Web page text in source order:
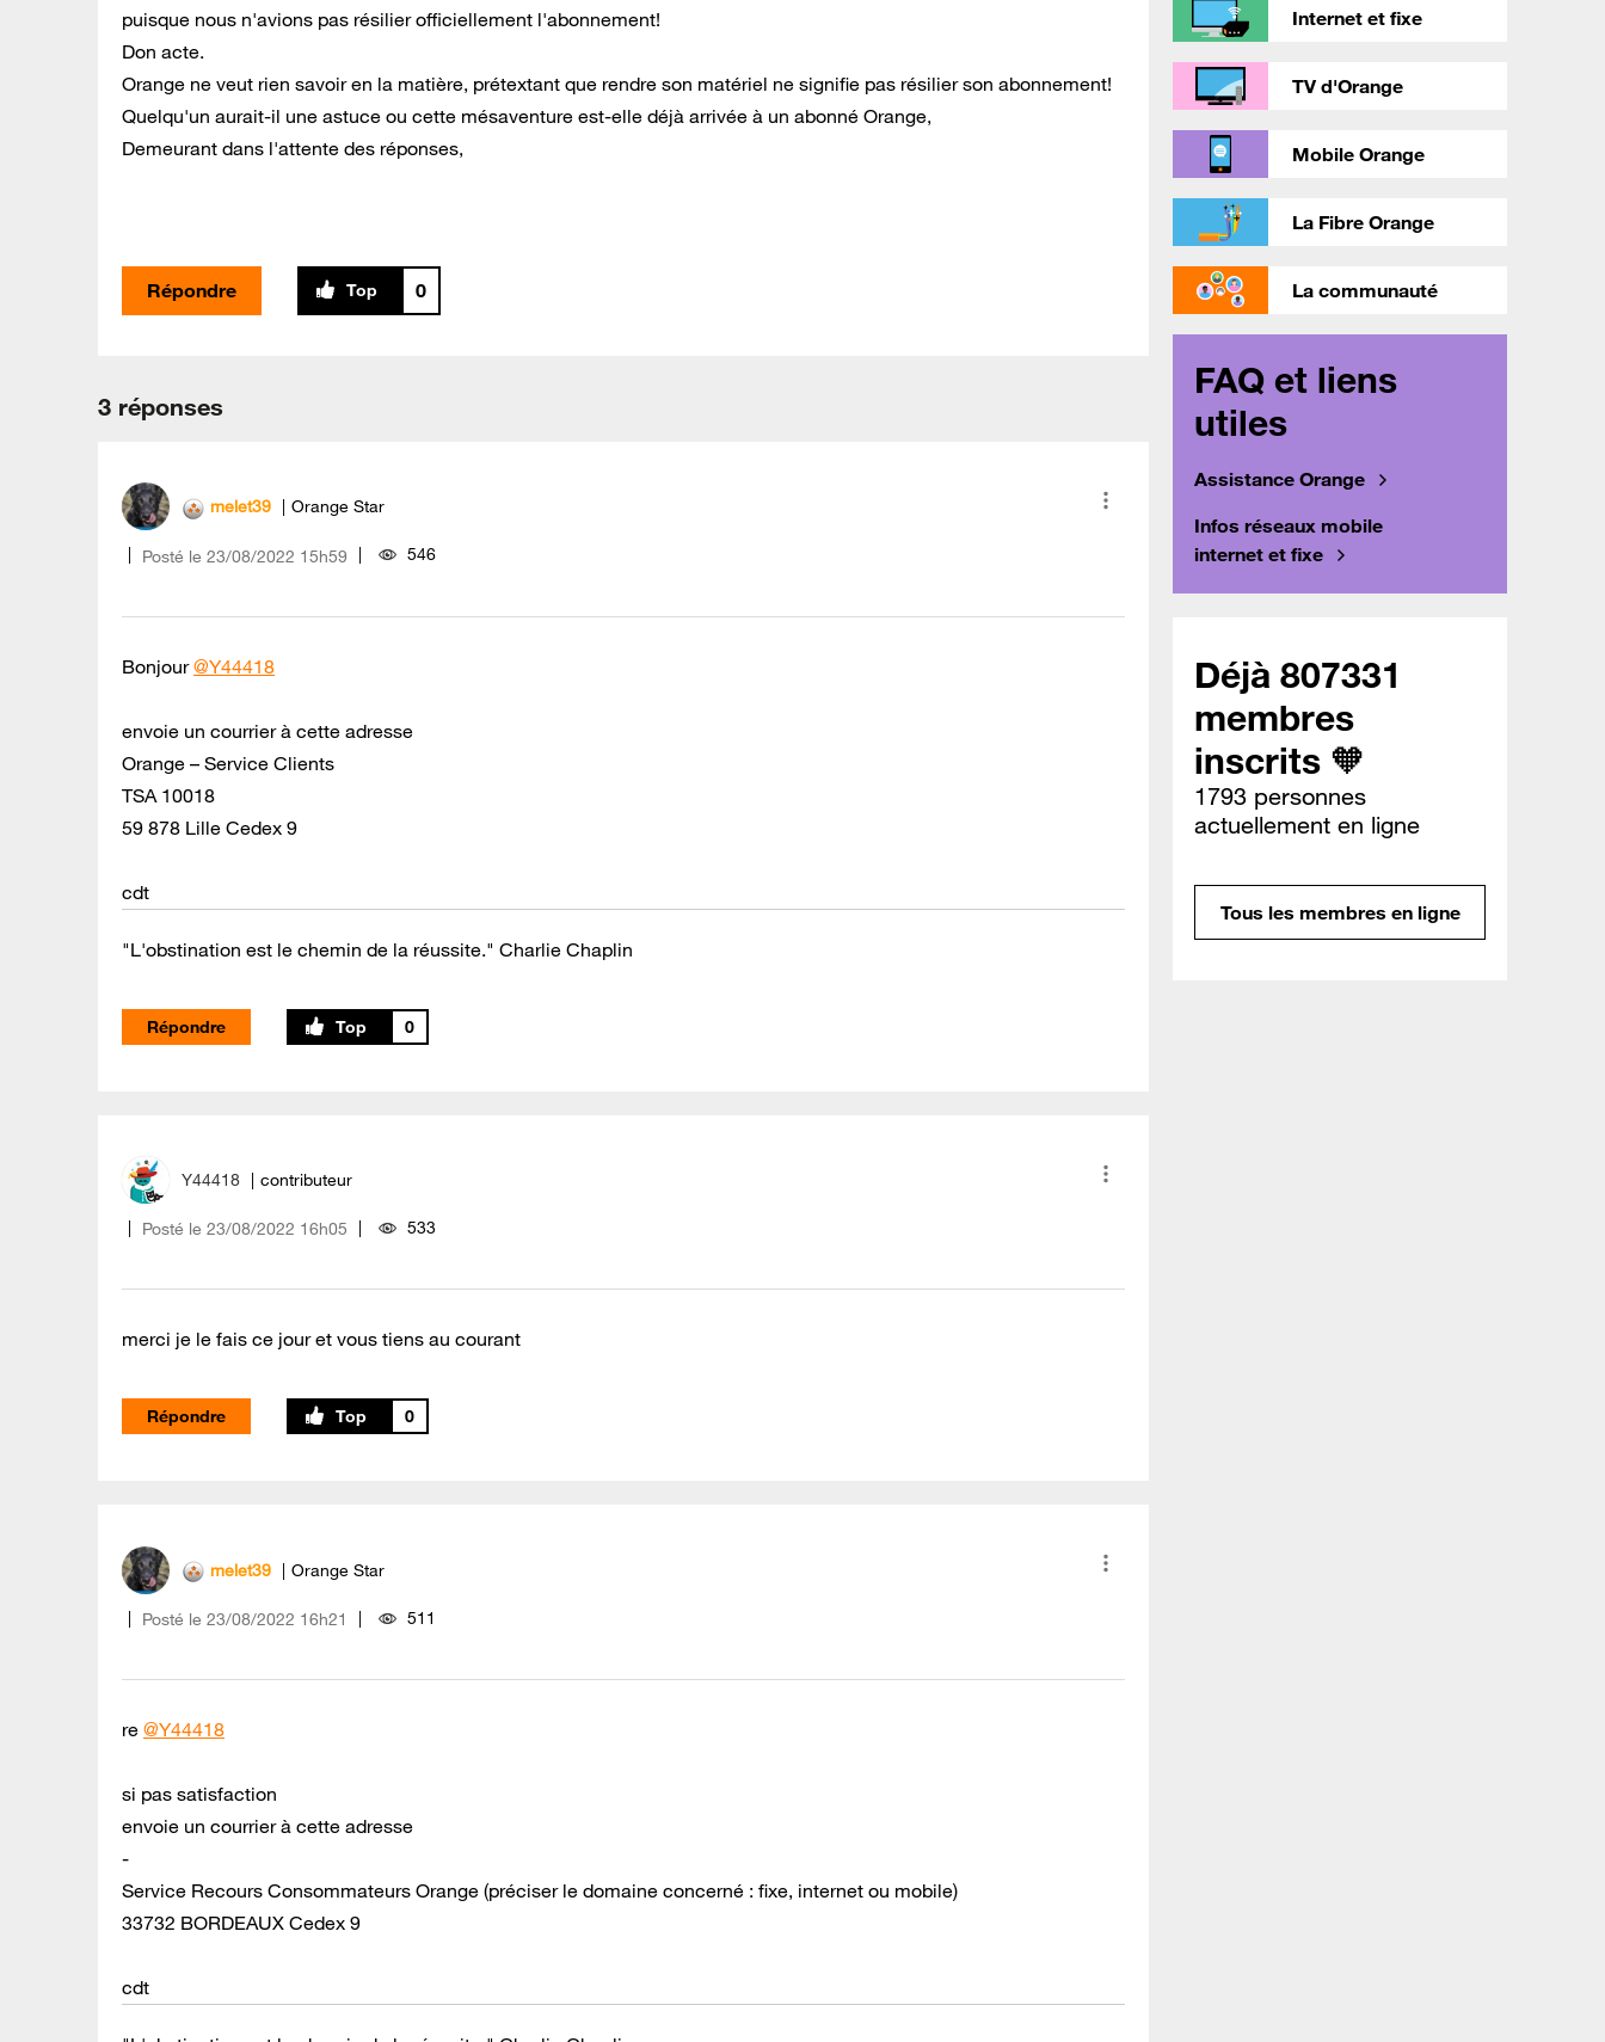
puisque nous n'avions pas résilier officiellement l'abonnement!
Don acte.
Orange ne veut rien savoir en la matière, prétextant que rendre son matériel ne signifie pas résilier son abonnement!
Quelqu'un aurait-il une astuce ou cette mésaventure est-elle déjà arrivée à un abonné Orange,
Demeurant dans l'attente des réponses,
Répondre 0
3 réponses
melet39 Orange Star
Posté le ‎23/08/2022 15h59 546
Bonjour@Y44418
envoie un courrier à cette adresse
Orange – Service Clients
TSA 10018
59 878 Lille Cedex 9
cdt
"L'obstination est le chemin de la réussite." Charlie Chaplin
Répondre 0
Y44418 contributeur
Posté le ‎23/08/2022 16h05 533
merci je le fais ce jour et vous tiens au courant
Répondre 0
melet39 Orange Star
Posté le ‎23/08/2022 16h21 511
re @Y44418
si pas satisfaction
envoie un courrier à cette adresse
-
Service Recours Consommateurs Orange (préciser le domaine concerné : fixe, internet ou mobile)
33732 BORDEAUX Cedex 9
cdt
Internet et fixe
TV d'Orange
Mobile Orange
La Fibre Orange
La communauté
FAQ et liens
utiles
Assistance Orange
Infos réseaux mobile
internet et fixe
Déjà 807331
membres
inscrits 🧡
1793 personnes
actuellement en ligne
Tous les membres en ligne